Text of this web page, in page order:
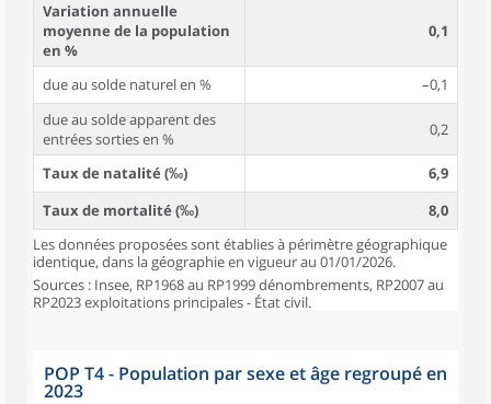
Variation annuelle
moyenne de la population
en %
0,1
due au solde naturel en %
–0,1
due au solde apparent des
entrées sorties en %
0,2
Taux de natalité (‰)
6,9
Taux de mortalité (‰)
8,0
Les données proposées sont établies à périmètre géographique
identique, dans la géographie en vigueur au 01/01/2026.
Sources : Insee, RP1968 au RP1999 dénombrements, RP2007 au
RP2023 exploitations principales - État civil.
POP T4 - Population par sexe et âge regroupé en
2023